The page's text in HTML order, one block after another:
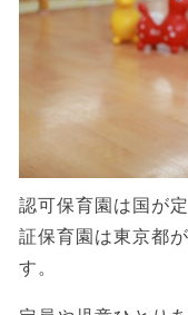
認可保育園は国が
証保育園は東京都
す。